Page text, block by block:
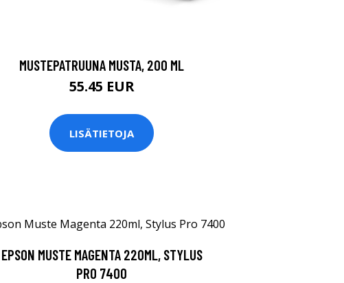
MUSTEPATRUUNA MUSTA, 200 ML
55.45 EUR
LISÄTIETOJA
EPSON MUSTE MAGENTA 220ML, STYLUS
PRO 7400